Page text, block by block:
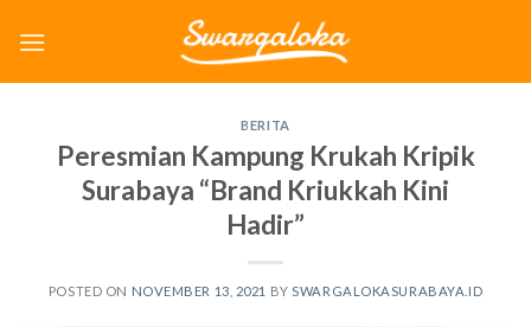
BERITA
Peresmian Kampung Krukah Kripik
Surabaya “Brand Kriukkah Kini
Hadir”
POSTED ON NOVEMBER 13, 2021 BY SWARGALOKASURABAYA.ID